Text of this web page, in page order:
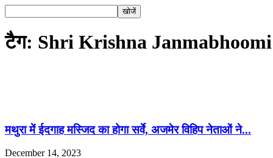
टैग: Shri Krishna Janmabhoomi
मथुरा में ईदगाह मस्जिद का होगा सर्वे, अजमेर विहिप नेताओं ने...
December 14, 2023